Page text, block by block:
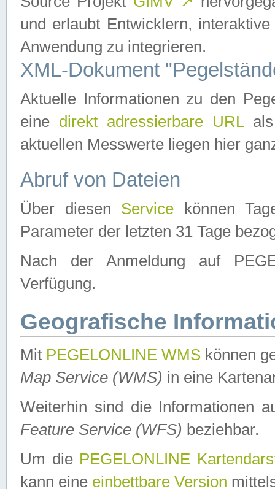
und erlaubt Entwicklern,
Anwendung zu integrieren.
XML-Dokument
Aktuelle Informationen zu den
eine direkt adressierbare URLals
aktuellen Messwerte liegen hier
Abruf von Dateien
Über diesen Service können
Parameter der letzten 31 Tage
Nach der Anmeldung auf
Verfügung.
Geografische
Mit PEGELONLINE WMS können
Map Service (WMS) in eine
Weiterhin sind die Informationen
Feature Service (WFS) beziehbar.
Um die PEGELONLINE
kann eine einbettbare Version